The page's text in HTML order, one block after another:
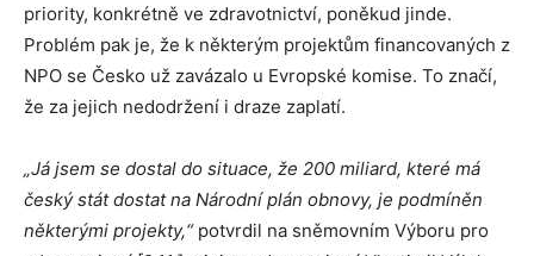
priority, konkrétně ve zdravotnictví, poněkud jinde.
Problém pak je, že k některým projektům financovaných z
NPO se Česko už zavázalo u Evropské komise. To značí,
že za jejich nedodržení i draze zaplatí.
„Já jsem se dostal do situace, že 200 miliard, které má
český stát dostat na Národní plán obnovy, je podmíněn
některými projekty,“ potvrdil na sněmovním Výboru pro